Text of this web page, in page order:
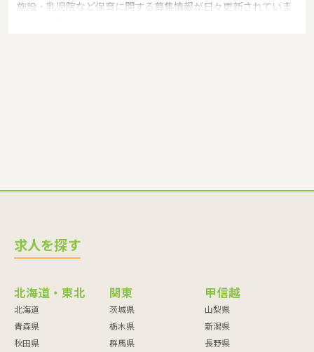
施設・乳児院など保育に関する募集情報が日々更新されていま
求人を探す
北海道・東北
北海道
青森県
秋田県
関東
茨城県
栃木県
群馬県
甲信越
山梨県
新潟県
長野県